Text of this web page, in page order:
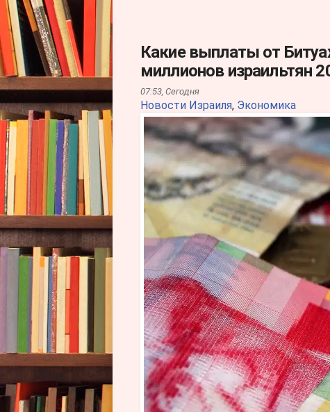
Какие выплаты от
миллионов израильтян
07:53, Сегодня
Новости Израиля, Экономика